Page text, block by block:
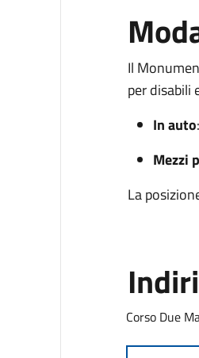
Il
per disabili
In auto
Mezzi
La
Corso Due